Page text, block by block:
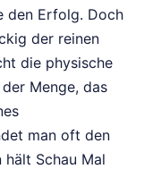
den Erfolg. Doch
der reinen
die physische
Menge, das
man oft den
Schau Mal